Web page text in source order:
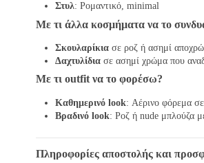
Στυλ: Ρομαντικό, minimal
Με τι άλλα κοσμήματα να το
Σκουλαρίκια σε ροζ ή ασημί
Δαχτυλίδια σε ασημί χρώμα που
Με τι outfit να το φορέσω?
Καθημερινό look: Αέρινο φόρεμα σε
Βραδινό look: Ροζ ή nude μπλούζα
Πληροφορίες αποστολής και